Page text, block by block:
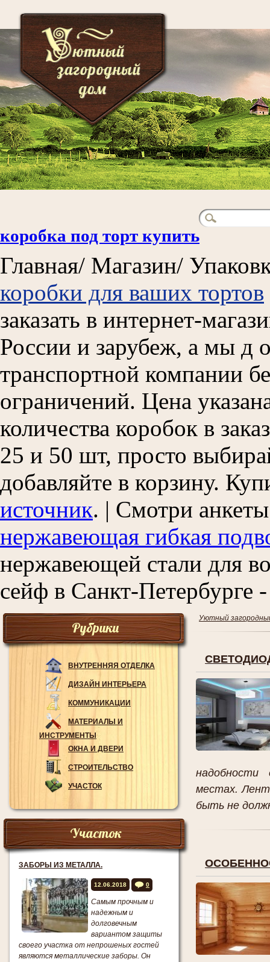
коробка под торт купить
Главная/ Магазин/
коробки для ваших тортов
заказать в интернет-
России и зарубеж, а мы д
транспортной компании
ограничений. Цена
количества коробок в
25 и 50 шт, просто
добавляйте в корзину.
источник. | Смотри
нержавеющая гибкая
нержавеющей стали для
сейф в Санкт-Петербурге
Рубрики
ВНУТРЕННЯЯ ОТДЕЛКА
ДИЗАЙН ИНТЕРЬЕРА
КОММУНИКАЦИИ
МАТЕРИАЛЫ И
ИНСТРУМЕНТЫ
ОКНА И ДВЕРИ
СТРОИТЕЛЬСТВО
УЧАСТОК
Участок
ЗАБОРЫ ИЗ МЕТАЛЛА.
12.06.2018 0
Самым прочным и
надежным и
долговечным
вариантом защиты
своего участка от непрошеных гостей
являются металлические заборы. Он
Уютный
надобности
местах.
быть не